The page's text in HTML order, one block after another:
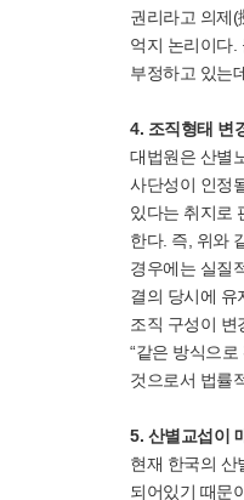
권리라고 의제
억지 논리이다.
부정하고 있는
4. 조직형태 변
대법원은 산별
사단성이 인정
있다는 취지로
한다. 즉, 위와
경우에는 실질
결의 당시에 유
조직 구성이 변
“같은 방식으
것으로서 법률
5. 산별교섭이
현재 한국의 산
되어있기 때문